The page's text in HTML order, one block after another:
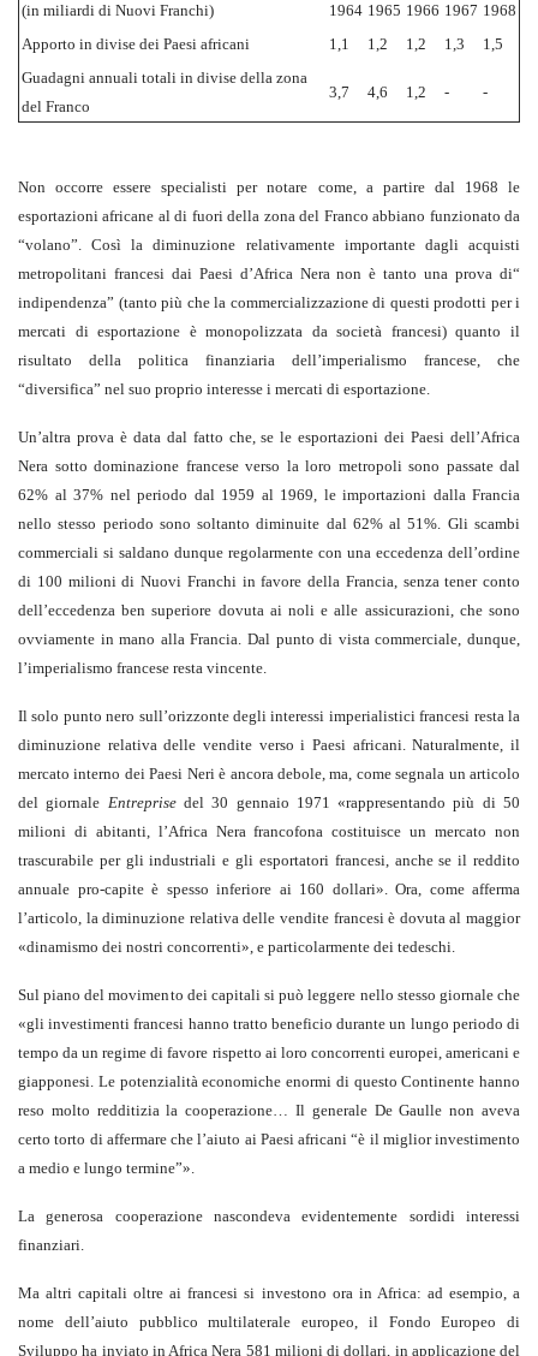
(in miliardi di Nuovi Franchi) 1964 1965 1966 1967 1968
Apporto in divise dei Paesi africani
1,1 1,2 1,2 1,3
1,5
Guadagni annuali totali in divise della zona
del Franco
3,7 4,6 1,2 - -
Non occorre essere specialisti per notare come, a partire dal 1968 le
esportazioni africane al di fuori della zona del Franco abbiano funzionato da
“volano”. Così la diminuzione relativamente importante dagli acquisti
metropolitani francesi dai Paesi d’Africa Nera non è tanto una prova di“
indipendenza” (tanto più che la commercializzazione di questi prodotti per i
mercati di esportazione è monopolizzata da società francesi) quanto il
risultato della politica finanziaria dell’imperialismo francese, che
“diversifica” nel suo proprio interesse i mercati di esportazione.
Un’altra prova è data dal fatto che, se le esportazioni dei Paesi dell’Africa
Nera sotto dominazione francese verso la loro metropoli sono passate dal
62% al 37% nel periodo dal 1959 al 1969, le importazioni dalla Francia
nello stesso periodo sono soltanto diminuite dal 62% al 51%. Gli scambi
commerciali si saldano dunque regolarmente con una eccedenza dell’ordine
di 100 milioni di Nuovi Franchi in favore della Francia, senza tener conto
dell’eccedenza ben superiore dovuta ai noli e alle assicurazioni, che sono
ovviamente in mano alla Francia. Dal punto di vista commerciale, dunque,
l’imperialismo francese resta vincente.
Il solo punto nero sull’orizzonte degli interessi imperialistici francesi resta la
diminuzione relativa delle vendite verso i Paesi africani. Naturalmente, il
mercato interno dei Paesi Neri è ancora debole, ma, come segnala un articolo
del giornale Entreprisedel 30 gennaio 1971 «rappresentando più di 50
milioni di abitanti, l’Africa Nera francofona costituisce un mercato non
trascurabile per gli industriali e gli esportatori francesi, anche se il reddito
annuale pro-capite è spesso inferiore ai 160 dollari». Ora, come afferma
l’articolo, la diminuzione relativa delle vendite francesi è dovuta al maggior
«dinamismo dei nostri concorrenti», e particolarmente dei tedeschi.
Sul piano del movimento dei capitali si può leggere nello stesso giornale che
«gli investimenti francesi hanno tratto beneficio durante un lungo periodo di
tempo da un regime di favore rispetto ai loro concorrenti europei, americani e
giapponesi. Le potenzialità economiche enormi di questo Continente hanno
reso molto redditizia la cooperazione… Il generale De Gaulle non aveva
certo torto di affermare che l’aiuto ai Paesi africani “è il miglior investimento
a medio e lungo termine”».
La generosa cooperazione nascondeva evidentemente sordidi interessi
finanziari.
Ma altri capitali oltre ai francesi si investono ora in Africa: ad esempio, a
nome dell’aiuto pubblico multilaterale europeo, il Fondo Europeo di
Sviluppo ha inviato in Africa Nera 581 milioni di dollari, in applicazione del